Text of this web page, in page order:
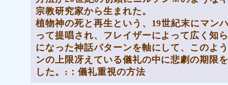
宗教研究家から生まれた。
植物神の死と再生という、19世紀末にマン
って提唱され、フレイザーによって広く知
になった神話パターンを軸にして、このよ
ンの上限冴えている儀礼の中に悲劇の期限
した。:： 儀礼重視の方法